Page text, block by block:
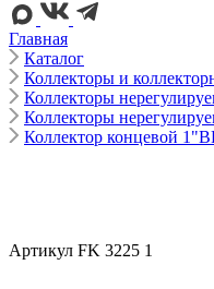
Главная
Каталог
Коллекторы и
Коллекторы
Коллекторы
Коллектор концевой
Артикул FK 3225 1